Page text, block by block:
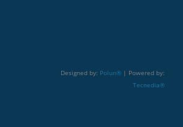
Designed by: Polun®| Powered by:
Tecnedia®